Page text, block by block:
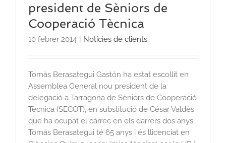
president de Sèniors de
Cooperació Tècnica
10 febrer 2014 Notícies de clients
Tomàs Berasategui Gastón ha estat escollit en
Assemblea General nou president de la
delegació a Tarragona de Sèniors de Cooperació
Tècnica (SECOT), en substitució de César Valdés
que ha ocupat el càrrec en els darrers dos anys.
Tomàs Berasategui té 65 anys i és llicenciat en